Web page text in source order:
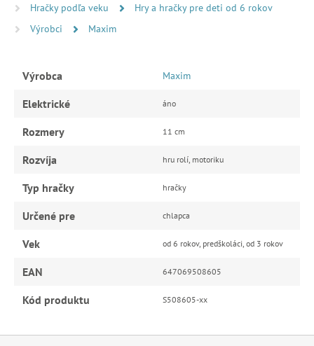
Hračky podľa veku
Hry a hračky pre deti od 6 rokov
Výrobci
Maxim
Výrobca Maxim
Elektrické áno
Rozmery 11 cm
Rozvíja hru rolí, motoriku
Typ hračky hračky
Určené pre chlapca
Vek od 6 rokov, predškoláci, od 3 rokov
EAN 647069508605
Kód produktu S508605-xx